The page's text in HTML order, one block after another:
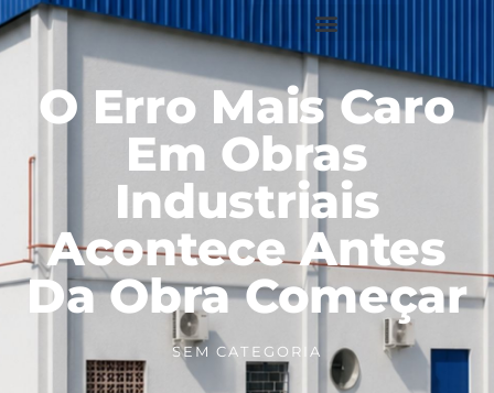
O Erro Mais Caro
Em Obras
Industriais
Acontece Antes
Da Obra Começar
SEM CATEGORIA